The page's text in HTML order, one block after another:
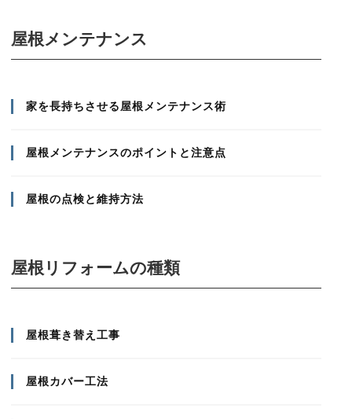
屋根メンテナンス
家を長持ちさせる屋根メンテナンス術
屋根メンテナンスのポイントと注意点
屋根の点検と維持方法
屋根リフォームの種類
屋根葺き替え工事
屋根カバー工法